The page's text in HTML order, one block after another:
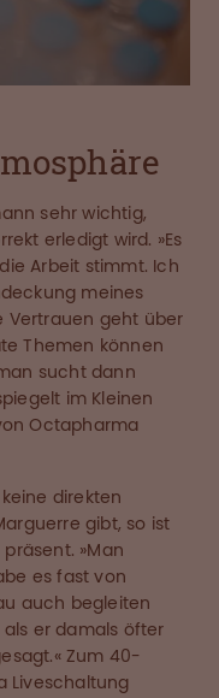
sehr wichtig,
erledigt wird. »Es
Arbeit stimmt. Ich
meines
Vertrauen geht über
Themen können
sucht dann
im Kleinen
Octapharma
direkten
gibt, so ist
»Man
es fast von
auch begleiten
er damals öfter
Zum 40-
Liveschaltung